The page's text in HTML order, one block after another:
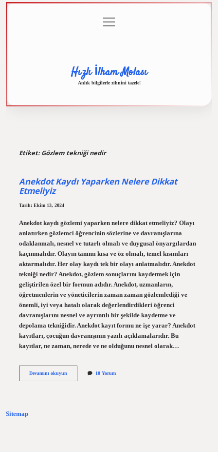
menüyü
aç
Hızlı İlham Molası
Anlık bilgilerle zihnini tazele!
Etiket:Gözlem tekniği nedir
Anekdot Kaydı Yaparken Nelere Dikkat
Etmeliyiz
Tarih: Ekim 13, 2024
Anekdot kaydı gözlemi yaparken nelere dikkat etmeliyiz? Olayı
anlatırken gözlemci öğrencinin sözlerine ve davranışlarına
odaklanmalı, nesnel ve tutarlı olmalı ve duygusal önyargılardan
kaçınmalıdır. Olayın tanımı kısa ve öz olmalı, temel kısımları
aktarmalıdır. Her olay kaydı tek bir olayı anlatmalıdır. Anekdot
tekniği nedir? Anekdot, gözlem sonuçlarını kaydetmek için
geliştirilen özel bir formun adıdır. Anekdot, uzmanların,
öğretmenlerin ve yöneticilerin zaman zaman gözlemlediği ve
önemli, iyi veya hatalı olarak değerlendirdikleri öğrenci
davranışlarını nesnel ve ayrıntılı bir şekilde kaydetme ve
depolama tekniğidir. Anekdot kayıt formu ne işe yarar? Anekdot
kayıtları, çocuğun davranışının yazılı açıklamalarıdır. Bu
kayıtlar, ne zaman, nerede ve ne olduğunu nesnel olarak…
Devamını okuyunAnekdot
10 Yorum
Sitemap